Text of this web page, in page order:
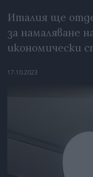
Италия ще
за намаляване
икономически
17.10.2023